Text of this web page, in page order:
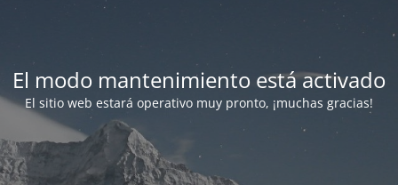
El modo mantenimiento está activado
El sitio web estará operativo muy pronto, ¡muchas gracias!